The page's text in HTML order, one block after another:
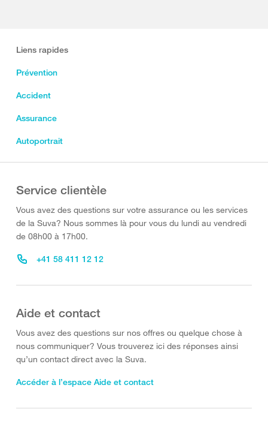
Liens rapides
Prévention
Accident
Assurance
Autoportrait
Service clientèle
Vous avez des questions sur votre assurance ou les services
de la Suva? Nous sommes là pour vous du lundi au vendredi
de 08h00 à 17h00.
+41 58 411 12 12
Aide et contact
Vous avez des questions sur nos offres ou quelque chose à
nous communiquer? Vous trouverez ici des réponses ainsi
qu’un contact direct avec la Suva.
Accéder à l’espace Aide et contact